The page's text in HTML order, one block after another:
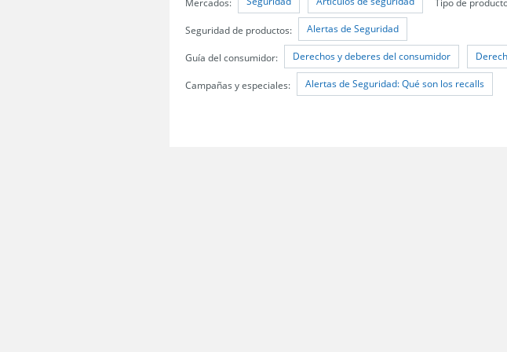
Seguridad de productos: Alertas de Seguridad
Guía del consumidor: Derechos y deberes del consumidor
Campañas y especiales: Alertas de Seguridad: Qué son los recalls